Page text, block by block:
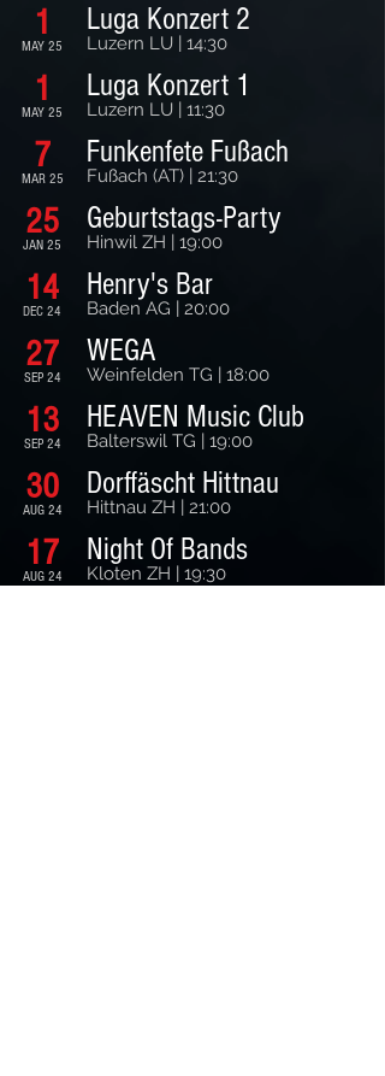
1
MAY 25
Luga Konzert 2
Luzern LU | 14:30
1
MAY 25
Luga Konzert 1
Luzern LU | 11:30
7
MAR 25
Funkenfete Fußach
Fußach (AT) | 21:30
25
JAN 25
Geburtstags-Party
Hinwil ZH | 19:00
14
DEC 24
Henry's Bar
Baden AG | 20:00
27
SEP 24
WEGA
Weinfelden TG | 18:00
13
SEP 24
HEAVEN Music Club
Balterswil TG | 19:00
30
AUG 24
Dorffäscht Hittnau
Hittnau ZH | 21:00
17
AUG 24
Night Of Bands
Kloten ZH | 19:30